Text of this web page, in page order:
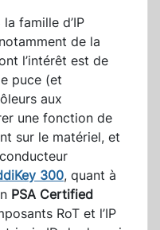
famille d’IP
de la
l’intérêt est de
puce (et
aux
une fonction de
sur le matériel, et
300, quant à
PSA Certified
RoT et l’IP